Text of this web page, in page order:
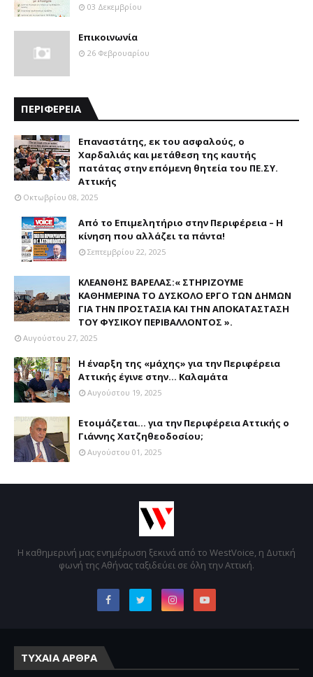
03 Δεκεμβρίου
Επικοινωνία
26 Φεβρουαρίου
ΠΕΡΙΦΕΡΕΙΑ
Επαναστάτης, εκ του ασφαλούς, ο
Χαρδαλιάς και μετάθεση της καυτής
πατάτας στην επόμενη θητεία του ΠΕ.ΣΥ.
Αττικής
Οκτωβρίου 08, 2025
Από το Επιμελητήριο στην Περιφέρεια – Η
κίνηση που αλλάζει τα πάντα!
Σεπτεμβρίου 22, 2025
ΚΛΕΑΝΘΗΣ ΒΑΡΕΛΑΣ:« ΣΤΗΡΙΖΟΥΜΕ
ΚΑΘΗΜΕΡΙΝΑ ΤΟ ΔΥΣΚΟΛΟ ΕΡΓΟ ΤΩΝ ΔΗΜΩΝ
ΓΙΑ ΤΗΝ ΠΡΟΣΤΑΣΙΑ ΚΑΙ ΤΗΝ ΑΠΟΚΑΤΑΣΤΑΣΗ
ΤΟΥ ΦΥΣΙΚΟΥ ΠΕΡΙΒΑΛΛΟΝΤΟΣ ».
Αυγούστου 27, 2025
Η έναρξη της «μάχης» για την Περιφέρεια
Αττικής έγινε στην... Καλαμάτα
Αυγούστου 19, 2025
Ετοιμάζεται... για την Περιφέρεια Αττικής ο
Γιάννης Χατζηθεοδοσίου;
Αυγούστου 01, 2025
Η καθημερινή μας ενημέρωση ξεκινά από το WestVoice, η Δυτική
φωνή της Αθήνας ταξιδεύει σε όλη την Αττική.
ΤΥΧΑΙΑ ΑΡΘΡΑ